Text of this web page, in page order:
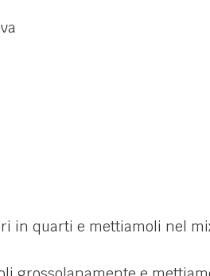
in quarti e mettiamoli nel